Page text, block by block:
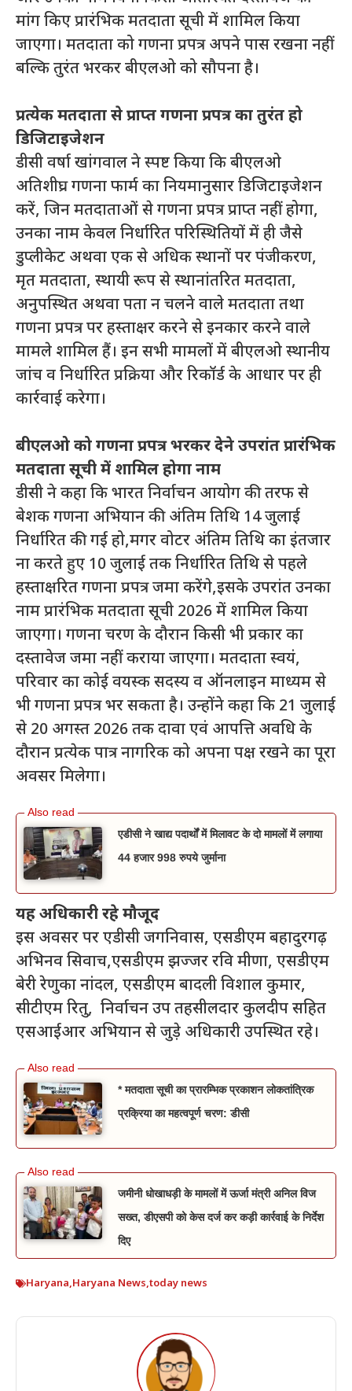
मांग किए प्रारंभिक मतदाता सूची में शामिल किया
जाएगा। मतदाता को गणना प्रपत्र अपने पास रखना नहीं
बल्कि तुरंत भरकर बीएलओ को सौपना है।
प्रत्येक मतदाता से प्राप्त गणना प्रपत्र का तुरंत हो
डिजिटाइजेशन
डीसी वर्षा खांगवाल ने स्पष्ट किया कि बीएलओ
अतिशीघ्र गणना फार्म का नियमानुसार डिजिटाइजेशन
करें, जिन मतदाताओं से गणना प्रपत्र प्राप्त नहीं होगा,
उनका नाम केवल निर्धारित परिस्थितियों में ही जैसे
डुप्लीकेट अथवा एक से अधिक स्थानों पर पंजीकरण,
मृत मतदाता, स्थायी रूप से स्थानांतरित मतदाता,
अनुपस्थित अथवा पता न चलने वाले मतदाता तथा
गणना प्रपत्र पर हस्ताक्षर करने से इनकार करने वाले
मामले शामिल हैं। इन सभी मामलों में बीएलओ स्थानीय
जांच व निर्धारित प्रक्रिया और रिकॉर्ड के आधार पर ही
कार्रवाई करेगा।
बीएलओ को गणना प्रपत्र भरकर देने उपरांत प्रारंभिक
मतदाता सूची में शामिल होगा नाम
डीसी ने कहा कि भारत निर्वाचन आयोग की तरफ से
बेशक गणना अभियान की अंतिम तिथि 14 जुलाई
निर्धारित की गई हो,मगर वोटर अंतिम तिथि का इंतजार
ना करते हुए 10 जुलाई तक निर्धारित तिथि से पहले
हस्ताक्षरित गणना प्रपत्र जमा करेंगे,इसके उपरांत उनका
नाम प्रारंभिक मतदाता सूची 2026 में शामिल किया
जाएगा। गणना चरण के दौरान किसी भी प्रकार का
दस्तावेज जमा नहीं कराया जाएगा। मतदाता स्वयं,
परिवार का कोई वयस्क सदस्य व ऑनलाइन माध्यम से
भी गणना प्रपत्र भर सकता है। उन्होंने कहा कि 21 जुलाई
से 20 अगस्त 2026 तक दावा एवं आपत्ति अवधि के
दौरान प्रत्येक पात्र नागरिक को अपना पक्ष रखने का पूरा
अवसर मिलेगा।
एडीसी ने खाद्य पदार्थों में मिलावट के दो मामलों में लगाया
44 हजार 998 रुपये जुर्माना
यह अधिकारी रहे मौजूद
इस अवसर पर एडीसी जगनिवास, एसडीएम बहादुरगढ़
अभिनव सिवाच,एसडीएम झज्जर रवि मीणा, एसडीएम
बेरी रेणुका नांदल, एसडीएम बादली विशाल कुमार,
सीटीएम रितु, निर्वाचन उप तहसीलदार कुलदीप सहित
एसआईआर अभियान से जुड़े अधिकारी उपस्थित रहे।
* मतदाता सूची का प्रारम्भिक प्रकाशन लोकतांत्रिक
प्रक्रिया का महत्वपूर्ण चरण: डीसी
जमीनी धोखाधड़ी के मामलों में ऊर्जा मंत्री अनिल विज
सख्त, डीएसपी को केस दर्ज कर कड़ी कार्रवाई के निर्देश
दिए
Haryana,Haryana News,today news